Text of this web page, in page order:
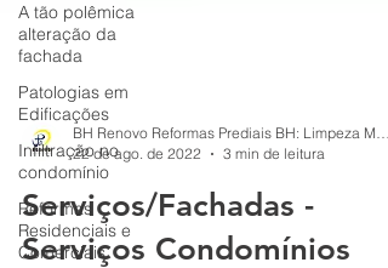
A tão polêmica
alteração da
fachada
Patologias em
Edificações
Infiltração no
condomínio
Reformas
Residenciais e
Comerciais
22 de ago. de 2022
3 min de leitura
Serviços/Fachadas -